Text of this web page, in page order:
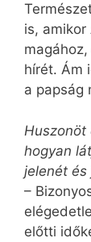
is,
hírét. Ám
a papság
Huszonöt
hogyan
jelenét és
–
előtti